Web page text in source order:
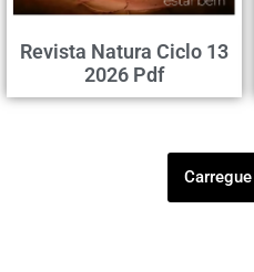
Revista Natura Ciclo 13
2026 Pdf